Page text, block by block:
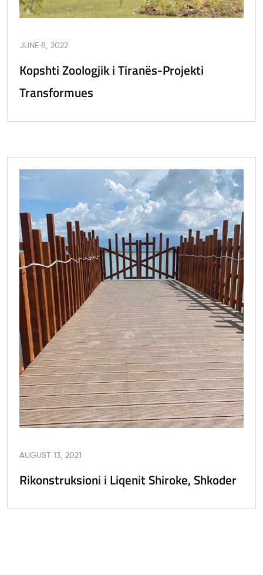
JUNE 8, 2022
Kopshti Zoologjik i Tiranës-Projekti
Transformues
AUGUST 13, 2021
Rikonstruksioni i Liqenit Shiroke, Shkoder